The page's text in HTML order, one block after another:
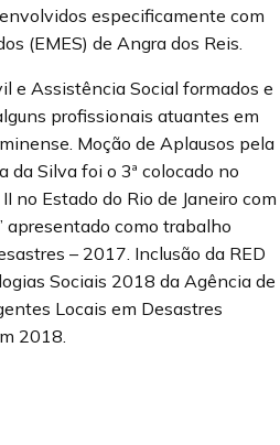
especificamente com
(EMES) de Angra dos Reis.
e Assistência Social formados e
profissionais atuantes em
Moção de Aplausos pela
Silva foi o 3ª colocado no
no Estado do Rio de Janeiro com
apresentado como trabalho
– 2017. Inclusão da RED
Sociais 2018 da Agência de
Locais em Desastres
2018.